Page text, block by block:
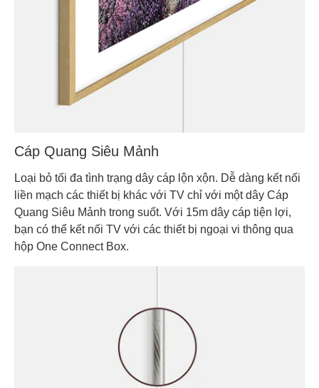
Cáp Quang Siêu Mảnh
Loại bỏ tối đa tình trạng dây cáp lộn xộn. Dễ dàng kết nối
liền mạch các thiết bị khác với TV chỉ với một dây Cáp
Quang Siêu Mảnh trong suốt. Với 15m dây cáp tiện lợi,
bạn có thể kết nối TV với các thiết bị ngoại vi thông qua
hộp One Connect Box.